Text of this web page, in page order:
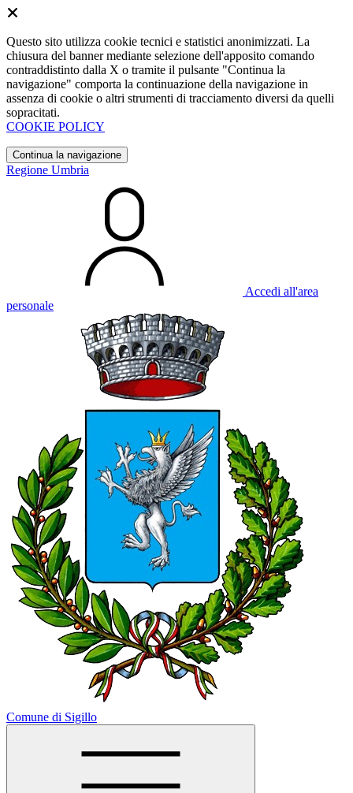
Questo sito utilizza cookie tecnici e statistici anonimizzati. La
chiusura del banner mediante selezione dell'apposito comando
contraddistinto dalla X o tramite il pulsante "Continua la
navigazione" comporta la continuazione della navigazione in
assenza di cookie o altri strumenti di tracciamento diversi da quelli
sopracitati.
COOKIE POLICY
Continua la navigazione
Regione Umbria
Accedi all'area
personale
Comune di Sigillo